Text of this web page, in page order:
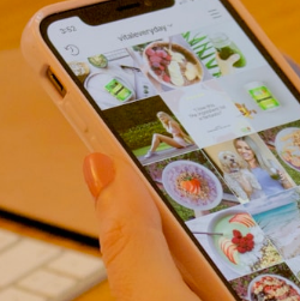
artes digitais. Mas é
adaptação; a primeira
ao ar é o TikTok,